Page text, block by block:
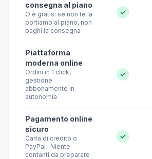
consegna al piano
O è gratis: se non te la
portiamo al piano, non
paghi la consegna
✓
Piattaforma
moderna online
Ordini in 1 click,
gestione
abbonamento in
autonomia
✓
Pagamento online
sicuro
Carta di credito o
PayPal · Niente
contanti da preparare
✓